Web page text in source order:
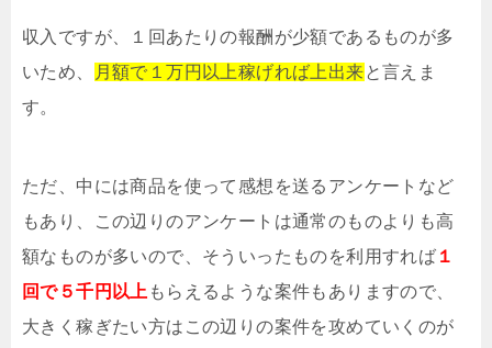
収入ですが、１回あたりの報酬が少額であるものが多
いため、
月額で１万円以上稼げれば上出来と言えま
す。
ただ、中には商品を使って感想を送るアンケートなど
もあり、この辺りのアンケートは通常のものよりも高
額なものが多いので、そういったものを利用すれば １
回で５千円以上 もらえるような案件もありますので、
大きく稼ぎたい方はこの辺りの案件を攻めていくのが